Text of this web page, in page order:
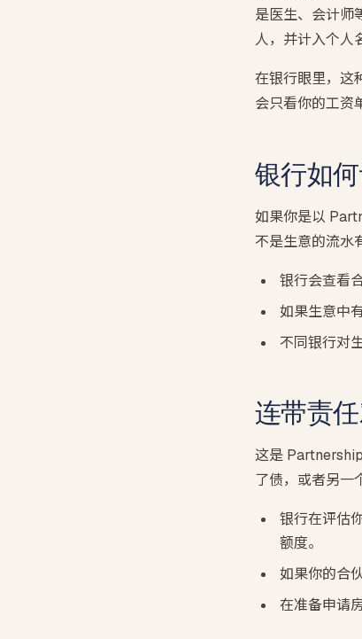
是医生、会计师
人，并计入个人
在银行眼里，这
会只看你的工资
银行如
如果你是以
不是生意的流水
银行会查看
如果生意中
不同银行对
连带责
这是
了债，或者另一
银行在评估
额度。
如果你的合
在准备申请